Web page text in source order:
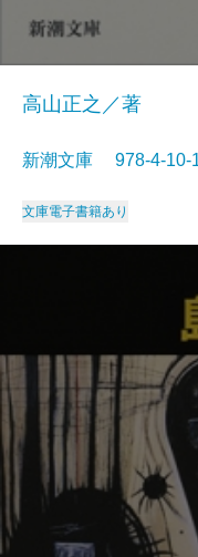
高山正之／著
新潮文庫 978-4-
文庫電子書籍あり